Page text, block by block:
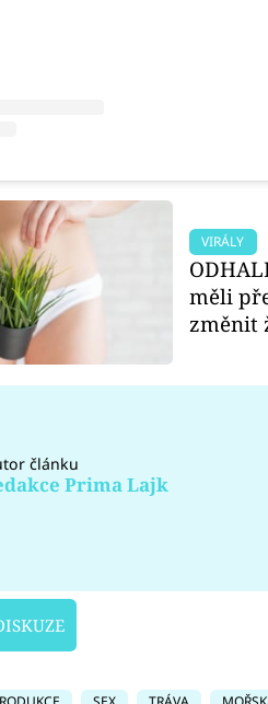
VIRÁLY
měli
změnit
článku
Prima Lajk